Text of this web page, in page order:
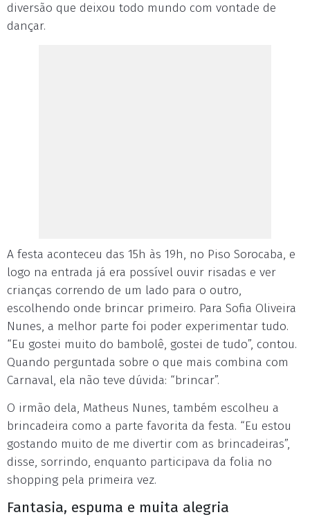
diversão que deixou todo mundo com vontade de
dançar.
A festa aconteceu das 15h às 19h, no Piso Sorocaba, e
logo na entrada já era possível ouvir risadas e ver
crianças correndo de um lado para o outro,
escolhendo onde brincar primeiro. Para Sofia Oliveira
Nunes, a melhor parte foi poder experimentar tudo.
“Eu gostei muito do bambolê, gostei de tudo”, contou.
Quando perguntada sobre o que mais combina com
Carnaval, ela não teve dúvida: “brincar”.
O irmão dela, Matheus Nunes, também escolheu a
brincadeira como a parte favorita da festa. “Eu estou
gostando muito de me divertir com as brincadeiras”,
disse, sorrindo, enquanto participava da folia no
shopping pela primeira vez.
Fantasia, espuma e muita alegria